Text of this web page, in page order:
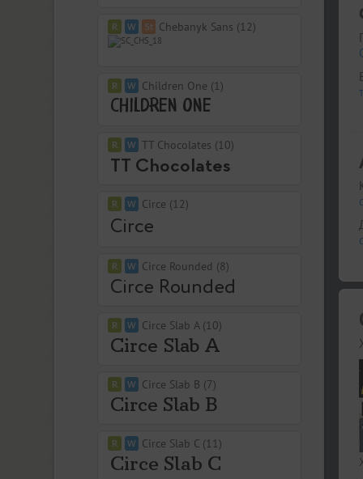
Chebanyk Sans (12)
Children One (1)
TT Chocolates (10)
Circe (12)
Circe Rounded (8)
Circe Slab A (10)
Circe Slab B (7)
Circe Slab C (11)